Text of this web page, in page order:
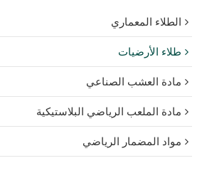
الطلاء المعماري
طلاء الأرضيات
مادة العشب الصناعي
مادة الملعب الرياضي البلاستيكية
مواد المضمار الرياضي